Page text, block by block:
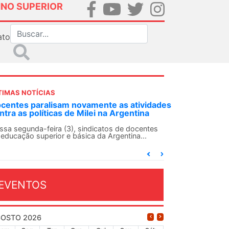
SUPERIOR
NOTÍCIAS
paralisam novamente as atividades
as políticas de Milei na Argentina
segunda-feira (3), sindicatos de docentes
superior e básica da Argentina...
2026